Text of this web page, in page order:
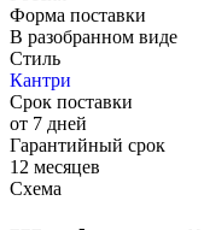
Форма поставки
В разобранном виде
Стиль
Кантри
Срок поставки
от 7 дней
Гарантийный срок
12 месяцев
Схема